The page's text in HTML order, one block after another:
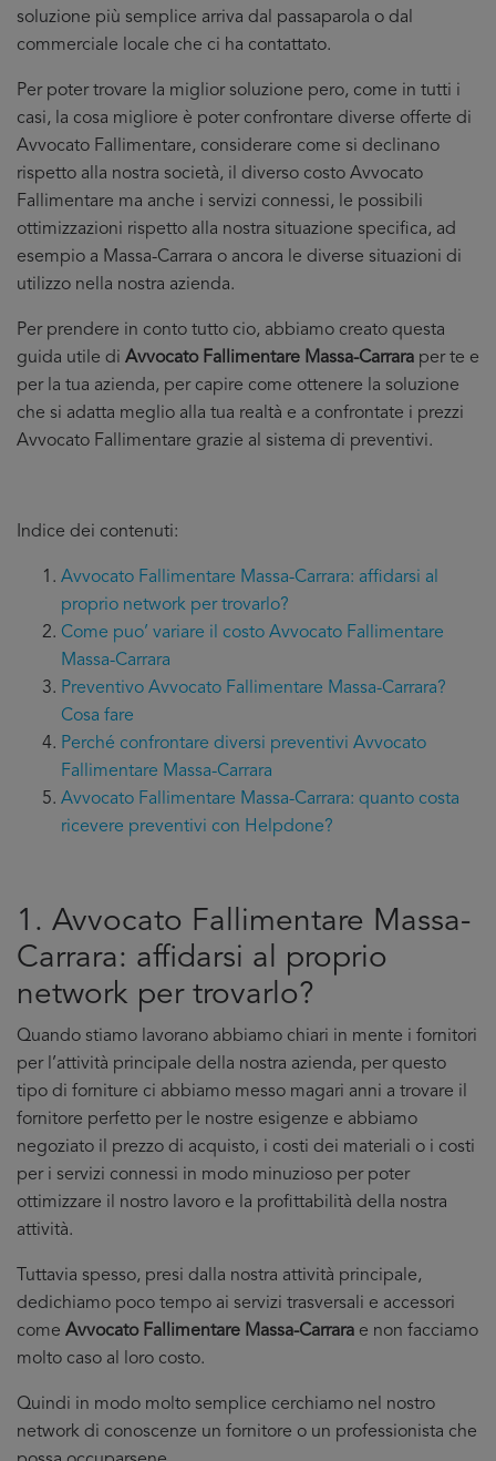
soluzione più semplice arriva dal passaparola o dal
commerciale locale che ci ha contattato.
Per poter trovare la miglior soluzione pero, come in tutti i
casi, la cosa migliore è poter confrontare diverse offerte di
Avvocato Fallimentare, considerare come si declinano
rispetto alla nostra società, il diverso costo Avvocato
Fallimentare ma anche i servizi connessi, le possibili
ottimizzazioni rispetto alla nostra situazione specifica, ad
esempio a Massa-Carrara o ancora le diverse situazioni di
utilizzo nella nostra azienda.
Per prendere in conto tutto cio, abbiamo creato questa
guida utile di Avvocato Fallimentare Massa-Carrara per te e
per la tua azienda, per capire come ottenere la soluzione
che si adatta meglio alla tua realtà e a confrontate i prezzi
Avvocato Fallimentare grazie al sistema di preventivi.
Indice dei contenuti:
Avvocato Fallimentare Massa-Carrara: affidarsi al
proprio network per trovarlo?
Come puo’ variare il costo Avvocato Fallimentare
Massa-Carrara
Preventivo Avvocato Fallimentare Massa-Carrara?
Cosa fare
Perché confrontare diversi preventivi Avvocato
Fallimentare Massa-Carrara
Avvocato Fallimentare Massa-Carrara: quanto costa
ricevere preventivi con Helpdone?
1. Avvocato Fallimentare Massa-
Carrara: affidarsi al proprio
network per trovarlo?
Quando stiamo lavorano abbiamo chiari in mente i fornitori
per l’attività principale della nostra azienda, per questo
tipo di forniture ci abbiamo messo magari anni a trovare il
fornitore perfetto per le nostre esigenze e abbiamo
negoziato il prezzo di acquisto, i costi dei materiali o i costi
per i servizi connessi in modo minuzioso per poter
ottimizzare il nostro lavoro e la profittabilità della nostra
attività.
Tuttavia spesso, presi dalla nostra attività principale,
dedichiamo poco tempo ai servizi trasversali e accessori
come Avvocato Fallimentare Massa-Carrara e non facciamo
molto caso al loro costo.
Quindi in modo molto semplice cerchiamo nel nostro
network di conoscenze un fornitore o un professionista che